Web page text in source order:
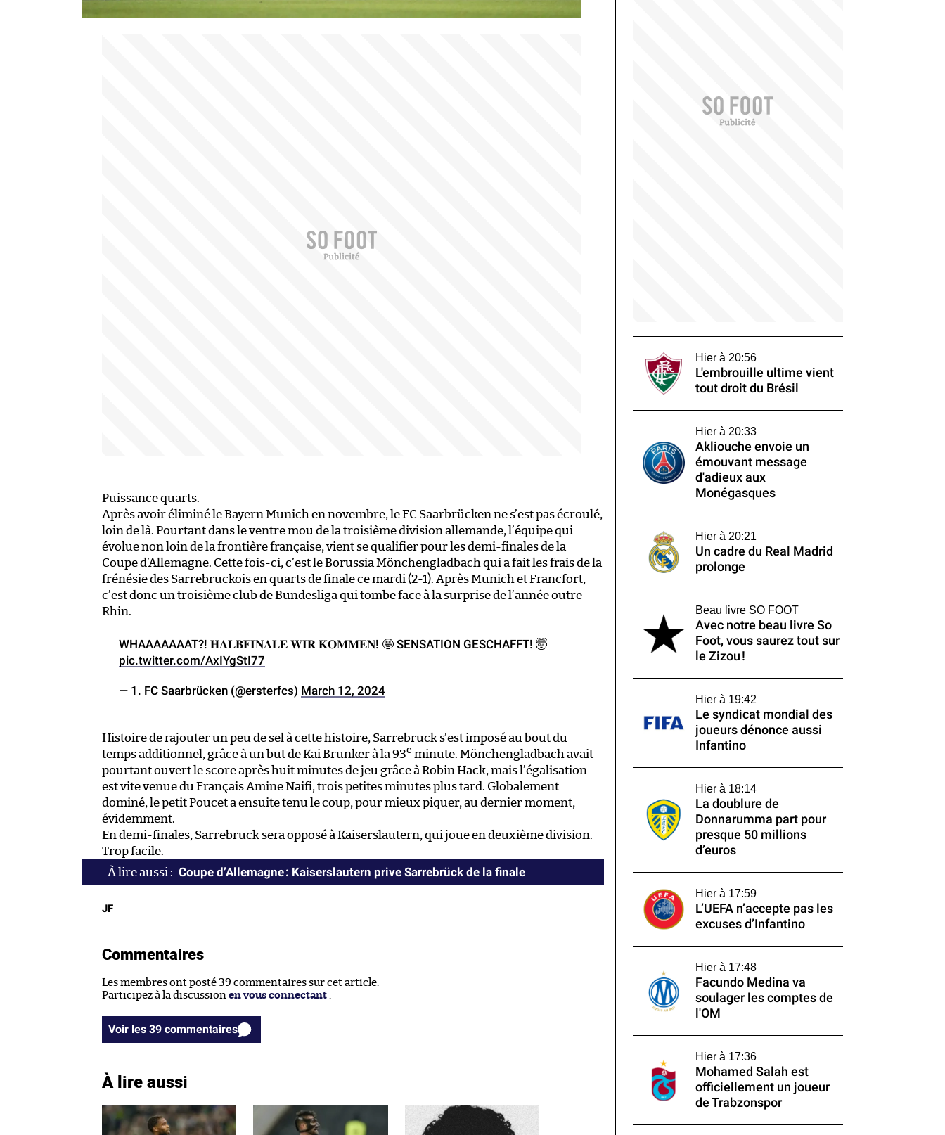
Puissance quarts.
Après avoir éliminé le Bayern Munich en novembre, le FC Saarbrücken ne s’est pas écroulé,
loin de là. Pourtant dans le ventre mou de la troisième division allemande, l’équipe qui
évolue non loin de la frontière française, vient se qualifier pour les demi-finales de la
Coupe d’Allemagne. Cette fois-ci, c’est le Borussia Mönchengladbach qui a fait les frais de la
frénésie des Sarrebruckois en quarts de finale ce mardi (2-1). Après Munich et Francfort,
c’est donc un troisième club de Bundesliga qui tombe face à la surprise de l’année outre-
Rhin.
WHAAAAAAAT?! 𝐇𝐀𝐋𝐁𝐅𝐈𝐍𝐀𝐋𝐄 𝐖𝐈𝐑 𝐊𝐎𝐌𝐌𝐄𝐍! 🤩 SENSATION GESCHAFFT! 🤯
pic.twitter.com/AxIYgStI77
— 1. FC Saarbrücken (@ersterfcs) March 12, 2024
Histoire de rajouter un peu de sel à cette histoire, Sarrebruck s’est imposé au bout du
temps additionnel, grâce à un but de Kai Brunker à la 93e minute. Mönchengladbach avait
pourtant ouvert le score après huit minutes de jeu grâce à Robin Hack, mais l’égalisation
est vite venue du Français Amine Naifi, trois petites minutes plus tard. Globalement
dominé, le petit Poucet a ensuite tenu le coup, pour mieux piquer, au dernier moment,
évidemment.
En demi-finales, Sarrebruck sera opposé à Kaiserslautern, qui joue en deuxième division.
Trop facile.
Coupe d’Allemagne : Kaiserslautern prive Sarrebrück de la finale
JF
Commentaires
Les membres ont posté 39 commentaires sur cet article.
Participez à la discussion en vous connectant
Voir les 39 commentaires
À lire aussi
Hier à 20:56
L'embrouille ultime vient
tout droit du Brésil
Hier à 20:33
Akliouche envoie un
émouvant message
d'adieux aux
Monégasques
Hier à 20:21
Un cadre du Real Madrid
prolonge
Beau livre SO FOOT
Avec notre beau livre So
Foot, vous saurez tout sur
le Zizou !
Hier à 19:42
Le syndicat mondial des
joueurs dénonce aussi
Infantino
Hier à 18:14
La doublure de
Donnarumma part pour
presque 50 millions
d’euros
Hier à 17:59
L’UEFA n’accepte pas les
excuses d’Infantino
Hier à 17:48
Facundo Medina va
soulager les comptes de
l'OM
Hier à 17:36
Mohamed Salah est
officiellement un joueur
de Trabzonspor